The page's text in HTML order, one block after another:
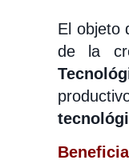
El objeto
de la